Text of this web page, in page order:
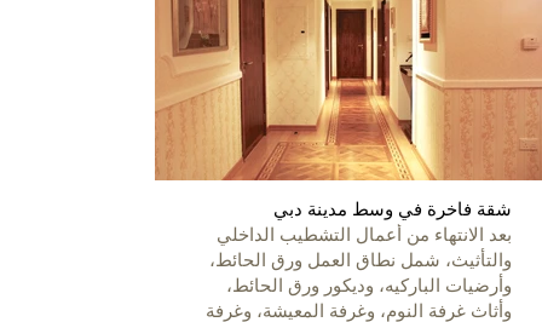
شقة فاخرة في وسط مدينة دبي
بعد الانتهاء من أعمال التشطيب الداخلي
والتأثيث، شمل نطاق العمل ورق الحائط،
وأرضيات الباركيه، وديكور ورق الحائط،
وأثاث غرفة النوم، وغرفة المعيشة، وغرفة